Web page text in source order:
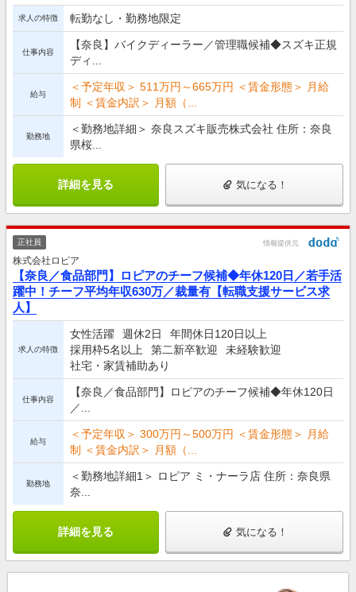
求人の特徴 転勤なし・勤務地限定
仕事内容
【奈良】バイクディーラー／管理職候補◆スズキ正規
ディ...
給与
＜予定年収＞ 511万円～665万円 ＜賃金形態＞ 月給
制 ＜賃金内訳＞ 月額（...
勤務地
＜勤務地詳細＞ 奈良スズキ販売株式会社 住所：奈良
県桜...
詳細を見る 気になる！
正社員 情報提供元
株式会社ロピア
【奈良／食品部門】ロピアのチーフ候補◆年休120日／若手活
躍中！チーフ平均年収630万／裁量有【転職支援サービス求
人】
求人の特徴
女性活躍 週休2日
年間休日120日以上
採用枠5名以上
第二新卒歓迎
未経験歓迎
社宅・家賃補助あり
仕事内容
【奈良／食品部門】ロピアのチーフ候補◆年休120日
／...
給与
＜予定年収＞ 300万円～500万円 ＜賃金形態＞ 月給
制 ＜賃金内訳＞ 月額（...
勤務地
＜勤務地詳細1＞ ロピア ミ・ナーラ店 住所：奈良県
奈...
詳細を見る 気になる！